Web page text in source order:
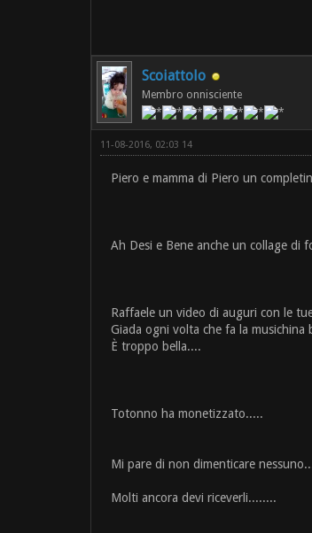
Scoiattolo
Membro onnisciente
11-08-2016, 02:03 14
Piero e mamma di Piero un
Ah Desi e Bene anche un collage di
Raffaele un video di auguri con le
Giada ogni volta che fa la
È troppo bella....
Totonno ha monetizzato.....
Mi pare di non dimenticare
Molti ancora devi riceverli........